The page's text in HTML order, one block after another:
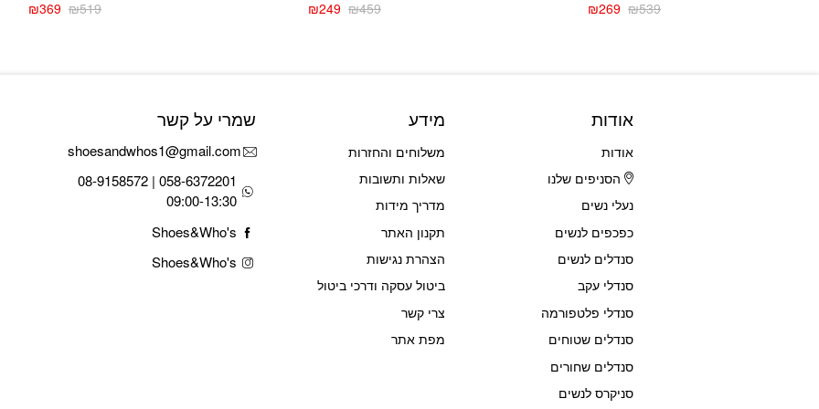
₪539
המחיר
₪269
המחיר
₪459
המחיר
₪249
המחיר
₪519
המחיר
₪369
המחיר
אודות
אודות
הסניפים שלנו
נעלי נשים
כפכפים לנשים
סנדלים לנשים
סנדלי עקב
סנדלי פלטפורמה
סנדלים שטוחים
סנדלים שחורים
סניקרס לנשים
מידע
משלוחים והחזרות
שאלות ותשובות
מדריך מידות
תקנון האתר
הצהרת נגישות
ביטול עסקה ודרכי ביטול
צרי קשר
מפת אתר
שמרי על קשר
shoesandwhos1@gmail.com
058-6372201 | 08-9158572
09:00-13:30
Shoes&Who's
Shoes&Who's